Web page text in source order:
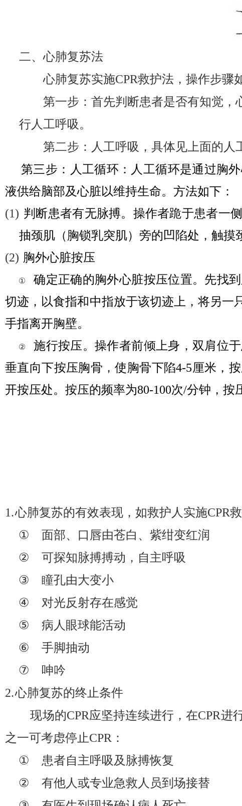
二、心肺复苏法
心肺复苏实施CPR救护法，操作步骤
第一步：首先判断患者是否有知觉
行人工呼吸。
第二步：人工呼吸，具体见上面的人
第三步：人工循环：人工循环是通过胸
液供给脑部及心脏以维持生命。方法如下：
(1) 判断患者有无脉搏。操作者跪于患者一
抽颈肌（胸锁乳突肌）旁的凹陷处，触摸
(2) 胸外心脏按压
①确定正确的胸外心脏按压位置。先找
切迹，以食指和中指放于该切迹上，将另一
手指离开胸壁。
② 施行按压。操作者前倾上身，双肩位
垂直向下按压胸骨，使胸骨下陷4-5厘米，
开按压处。按压的频率为80-100次/分钟，按
1.心肺复苏的有效表现，如救护人实施CPR
① 面部、口唇由苍白、紫绀变红润
② 可探知脉搏搏动，自主呼吸
③ 瞳孔由大变小
④ 对光反射存在感觉
⑤ 病人眼球能活动
⑥ 手脚抽动
⑦ 呻吟
2.心肺复苏的终止条件
现场的CPR应坚持连续进行，在CPR进
之一可考虑停止CPR ：
① 患者自主呼吸及脉搏恢复
② 有他人或专业急救人员到场接替